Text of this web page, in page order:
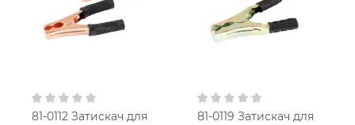
81-0112 Затискач для
81-0119 Затискач для